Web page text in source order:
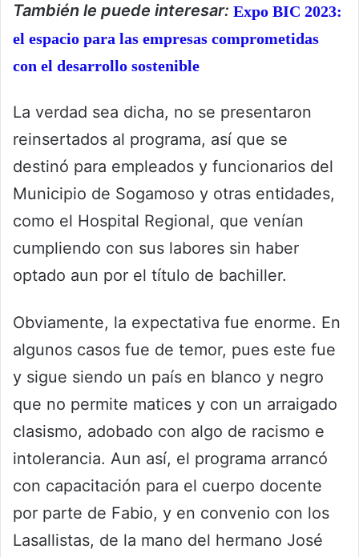
También le puede interesar: Expo BIC 2023:
el espacio para las empresas comprometidas
con el desarrollo sostenible
La verdad sea dicha, no se presentaron
reinsertados al programa, así que se
destinó para empleados y funcionarios del
Municipio de Sogamoso y otras entidades,
como el Hospital Regional, que venían
cumpliendo con sus labores sin haber
optado aun por el título de bachiller.
Obviamente, la expectativa fue enorme. En
algunos casos fue de temor, pues este fue
y sigue siendo un país en blanco y negro
que no permite matices y con un arraigado
clasismo, adobado con algo de racismo e
intolerancia. Aun así, el programa arrancó
con capacitación para el cuerpo docente
por parte de Fabio, y en convenio con los
Lasallistas, de la mano del hermano José